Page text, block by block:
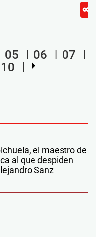
05 06
07
10
el maestro de
al que despiden
Sanz